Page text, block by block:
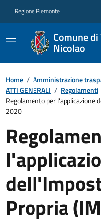
Regione Piemonte
Comune di
Nicolao
Home / Amministrazione
ATTI GENERALI / Regolamenti
Regolamento per l'applicazione
2020
Propria